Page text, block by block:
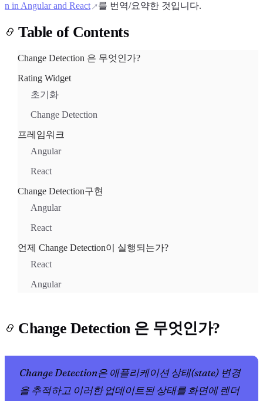
n in Angular and React
를 번역/요약한 것입니다.
Table of Contents
Change Detection 은 무엇인가?
Rating Widget
초기화
Change Detection
프레임워크
Angular
React
Change Detection구현
Angular
React
언제 Change Detection이 실행되는가?
React
Angular
Change Detection 은 무엇인가?
Change Detection은 애플리케이션 상태(state) 변경
을 추적하고 이러한 업데이트된 상태를 화면에 렌더